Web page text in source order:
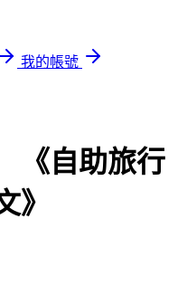
我的帳號
《自助旅行
》